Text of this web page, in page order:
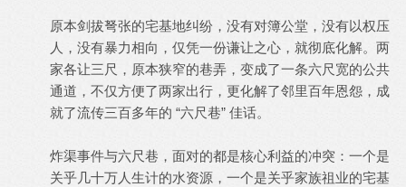
原本剑拔弩张的宅基地纠纷，没有对簿公堂，没有以权压
人，没有暴力相向，仅凭一份谦让之心，就彻底化解。两
家各让三尺，原本狭窄的巷弄，变成了一条六尺宽的公共
通道，不仅方便了两家出行，更化解了邻里百年恩怨，成
就了流传三百多年的 “六尺巷” 佳话。
炸渠事件与六尺巷，面对的都是核心利益的冲突：一个是
关乎几十万人生计的水资源，一个是关乎家族祖业的宅基